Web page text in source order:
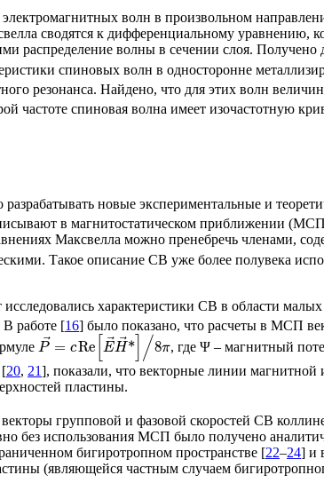
волн в произвольном
сводятся к дифференциальному уравнению,
распределение волны в сечении слоя.
спиновых волн в односторонне
резонанса. Найдено, что для этих волн
частоте спиновая волна имеет изочастотную
разрабатывать новые экспериментальные и
в магнитостатическом приближении
Максвелла можно пренебречь членами,
Такое описание СВ уже более полувека
исследовались характеристики СВ в области
В работе [16] было показано, что расчеты в МСП
P⃗ = cRe [E⃗
H⃗* /8π, где Ψ – магнитный
[20, 21], показали, что векторные линии
пластины.
групповой и фазовой скоростей СВ
без использования МСП было получено
бигиротропном пространстве [22–24] и
(являющейся частным случаем